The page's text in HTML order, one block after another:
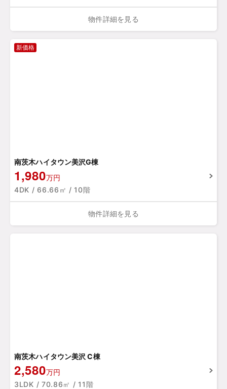
物件詳細を見る
新価格
南茨木ハイタウン美沢G棟
1,980万円
4DK / 66.66㎡ / 10階
物件詳細を見る
南茨木ハイタウン美沢 C棟
2,580万円
3LDK / 70.86㎡ / 11階